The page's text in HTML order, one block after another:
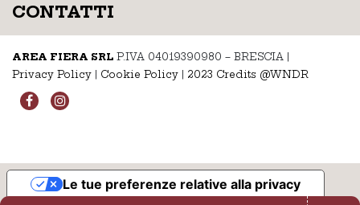
CONTATTI
AREA FIERA SRL P.IVA 04019390980 – BRESCIA |
Privacy Policy | Cookie Policy | 2023 Credits @WNDR
Le tue preferenze relative alla privacy